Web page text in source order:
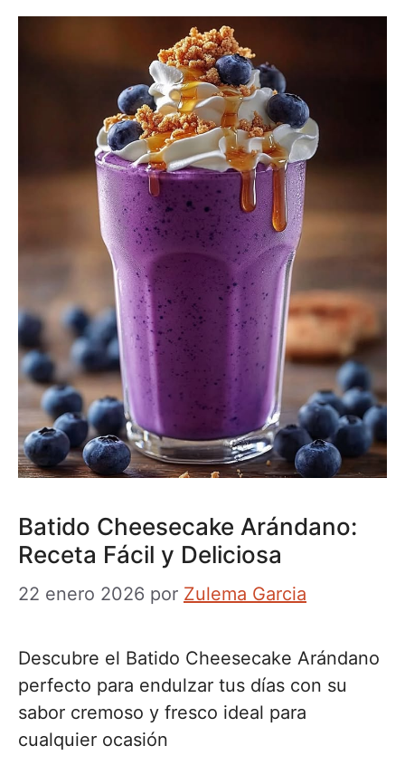
Batido Cheesecake Arándano:
Receta Fácil y Deliciosa
22 enero 2026 por Zulema Garcia
Descubre el Batido Cheesecake Arándano
perfecto para endulzar tus días con su
sabor cremoso y fresco ideal para
cualquier ocasión